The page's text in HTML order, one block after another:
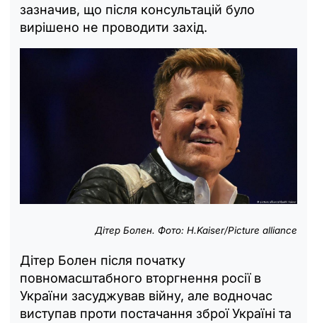
зазначив, що після консультацій було
вирішено не проводити захід.
Дітер Болен. Фото: H.Kaiser/Picture alliance
Дітер Болен після початку
повномасштабного вторгнення росії в
України засуджував війну, але водночас
виступав проти постачання зброї Україні та